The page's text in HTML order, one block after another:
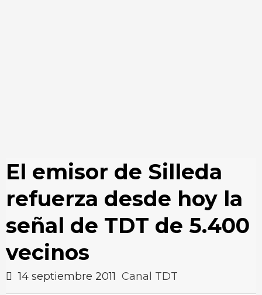
El emisor de Silleda
refuerza desde hoy la
señal de TDT de 5.400
vecinos
14 septiembre 2011 Canal TDT